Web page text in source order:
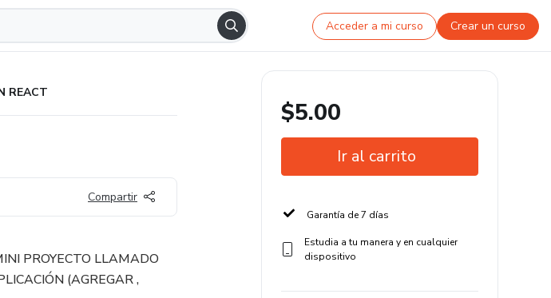
Acceder a mi curso Crear un curso
REACT
Compartir
PROYECTO LLAMADO
(AGREGAR ,
$5.00
Ir al carrito
Garantía de 7 días
Estudia a tu manera y en cualquier
dispositivo